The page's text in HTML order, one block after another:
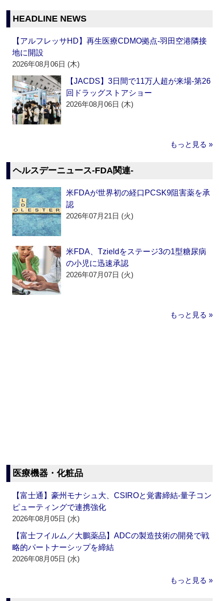
HEADLINE NEWS
【アルフレッサHD】再生医療CDMO拠点‐羽田空港隣接
地に開設
2026年08月06日 (木)
【JACDS】3日間で11万人超が来場‐第26
回ドラッグストアショー
2026年08月06日 (木)
もっと見る »
ヘルスデーニュース‐FDA関連‐
米FDAが世界初の経口PCSK9阻害薬を承
認
2026年07月21日 (火)
米FDA、Tzieldをステージ3の1型糖尿病
の小児に迅速承認
2026年07月07日 (火)
もっと見る »
医療機器・化粧品
【富士通】豪州モナシュ大、CSIROと覚書締結‐量子コン
ピューティングで連携強化
2026年08月05日 (水)
【富士フイルム／大鵬薬品】ADCの製造技術の開発で戦
略的パートナーシップを締結
2026年08月05日 (水)
もっと見る »